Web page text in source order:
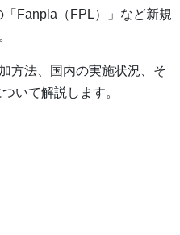
Fanpla（FPL）」など新規
方法、国内の実施状況、そ
いて解説します。